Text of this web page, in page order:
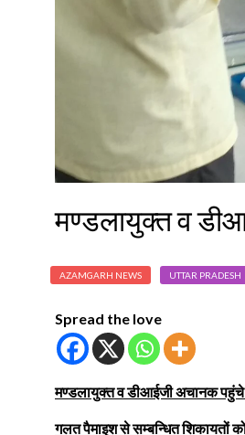
मण्डलायुक्त व
AZAMGARH NEWS UTTAR PRADESH
Spread the love
मण्डलायुक्त व डीआईजी अचानक
गलत पैमाइश से सम्बन्धित शिकायतों